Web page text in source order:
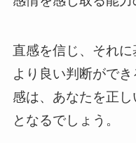
直感を信じ、それに
より良い判断がで
感は、あなたを正
となるでしょう。